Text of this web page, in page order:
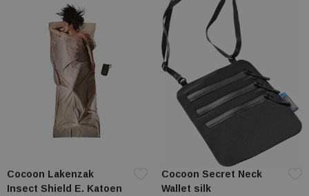
Cocoon Lakenzak
Insect Shield E. Katoen
Cocoon Secret Neck
Wallet silk